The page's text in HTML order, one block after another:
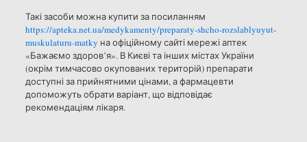
Такі засоби можна купити за посиланням
https://apteka.net.ua/medykamenty/preparaty-shcho-rozslablyuyut-
muskulaturu-matky на офіційному сайті мережі аптек
«Бажаємо здоров’я». В Києві та інших містах України
(окрім тимчасово окупованих територій) препарати
доступні за прийнятними цінами, а фармацевти
допоможуть обрати варіант, що відповідає
рекомендаціям лікаря.